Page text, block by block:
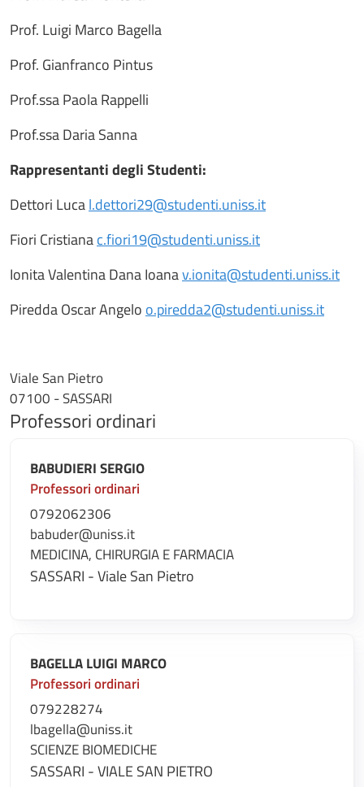
Prof. Luigi Marco Bagella
Prof. Gianfranco Pintus
Prof.ssa Paola Rappelli
Prof.ssa Daria Sanna
Rappresentanti degli Studenti:
Dettori Lucal.dettori29@studenti.uniss.it
Fiori Cristianac.fiori19@studenti.uniss.it
Ionita Valentina Dana Ioanav.ionita@studenti.uniss.it
Piredda Oscar Angelo o.piredda2@studenti.uniss.it
Viale San Pietro
07100 - SASSARI
Professori ordinari
BABUDIERI SERGIO
Professori ordinari
0792062306
babuder@uniss.it
MEDICINA, CHIRURGIA E FARMACIA
SASSARI - Viale San Pietro
BAGELLA LUIGI MARCO
Professori ordinari
079228274
lbagella@uniss.it
SCIENZE BIOMEDICHE
SASSARI - VIALE SAN PIETRO